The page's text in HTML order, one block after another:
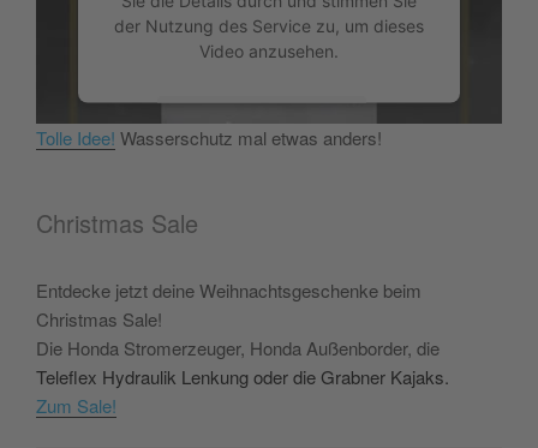
der Nutzung des Service zu, um dieses
Video anzusehen.
Mehr Informationen
powered by
Tolle Idee! Wasserschutz mal etwas anders!
Christmas Sale
Entdecke jetzt deine Weihnachtsgeschenke beim
Christmas Sale!
Die Honda Stromerzeuger, Honda Außenborder, die
Teleflex Hydraulik Lenkung oder die Grabner Kajaks.
Zum Sale!